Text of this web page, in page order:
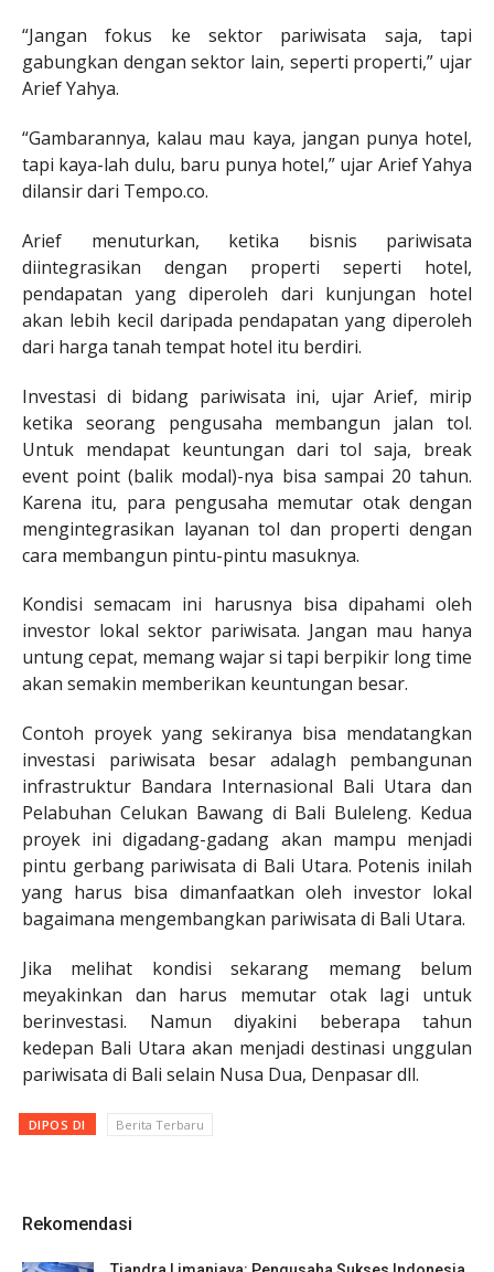
“Jangan fokus ke sektor pariwisata saja, tapi
gabungkan dengan sektor lain, seperti properti,” ujar
Arief Yahya.
“Gambarannya, kalau mau kaya, jangan punya hotel,
tapi kaya-lah dulu, baru punya hotel,” ujar Arief Yahya
dilansir dari Tempo.co.
Arief menuturkan, ketika bisnis pariwisata
diintegrasikan dengan properti seperti hotel,
pendapatan yang diperoleh dari kunjungan hotel
akan lebih kecil daripada pendapatan yang diperoleh
dari harga tanah tempat hotel itu berdiri.
Investasi di bidang pariwisata ini, ujar Arief, mirip
ketika seorang pengusaha membangun jalan tol.
Untuk mendapat keuntungan dari tol saja, break
event point (balik modal)-nya bisa sampai 20 tahun.
Karena itu, para pengusaha memutar otak dengan
mengintegrasikan layanan tol dan properti dengan
cara membangun pintu-pintu masuknya.
Kondisi semacam ini harusnya bisa dipahami oleh
investor lokal sektor pariwisata. Jangan mau hanya
untung cepat, memang wajar si tapi berpikir long time
akan semakin memberikan keuntungan besar.
Contoh proyek yang sekiranya bisa mendatangkan
investasi pariwisata besar adalagh pembangunan
infrastruktur Bandara Internasional Bali Utara dan
Pelabuhan Celukan Bawang di Bali Buleleng. Kedua
proyek ini digadang-gadang akan mampu menjadi
pintu gerbang pariwisata di Bali Utara. Potenis inilah
yang harus bisa dimanfaatkan oleh investor lokal
bagaimana mengembangkan pariwisata di Bali Utara.
Jika melihat kondisi sekarang memang belum
meyakinkan dan harus memutar otak lagi untuk
berinvestasi. Namun diyakini beberapa tahun
kedepan Bali Utara akan menjadi destinasi unggulan
pariwisata di Bali selain Nusa Dua, Denpasar dll.
DIPOS DI Berita Terbaru
Rekomendasi